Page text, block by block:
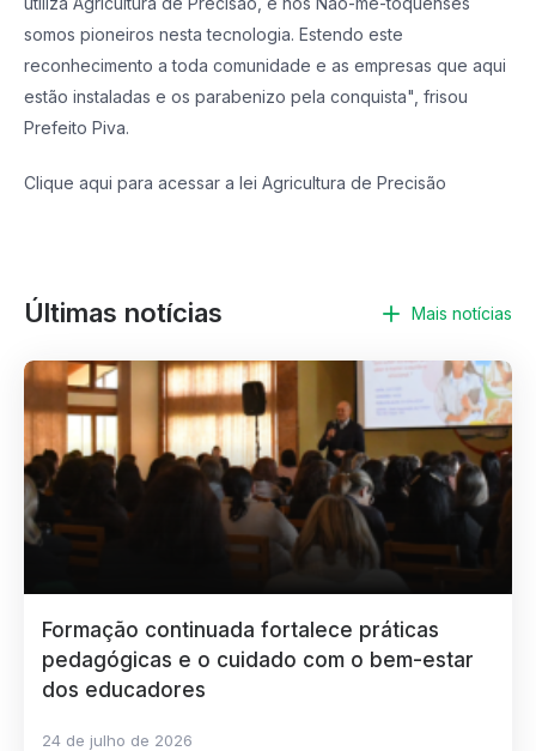
somos pioneiros nesta tecnologia. Estendo este
reconhecimento a toda comunidade e as empresas que aqui
estão instaladas e os parabenizo pela conquista", frisou
Prefeito Piva.
Clique aqui para acessar a lei Agricultura de Precisão
Últimas notícias Mais notícias
Formação continuada fortalece práticas
pedagógicas e o cuidado com o bem-estar
dos educadores
24 de julho de 2026